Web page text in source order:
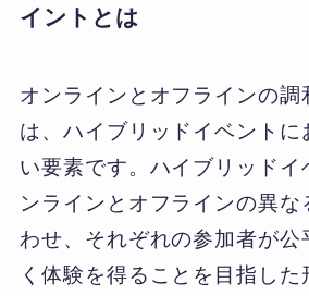
イントとは
オンラインとオフラインの調
は、ハイブリッドイベントに
い要素です。ハイブリッドイ
ンラインとオフラインの異な
わせ、それぞれの参加者が公
く体験を得ることを目指した